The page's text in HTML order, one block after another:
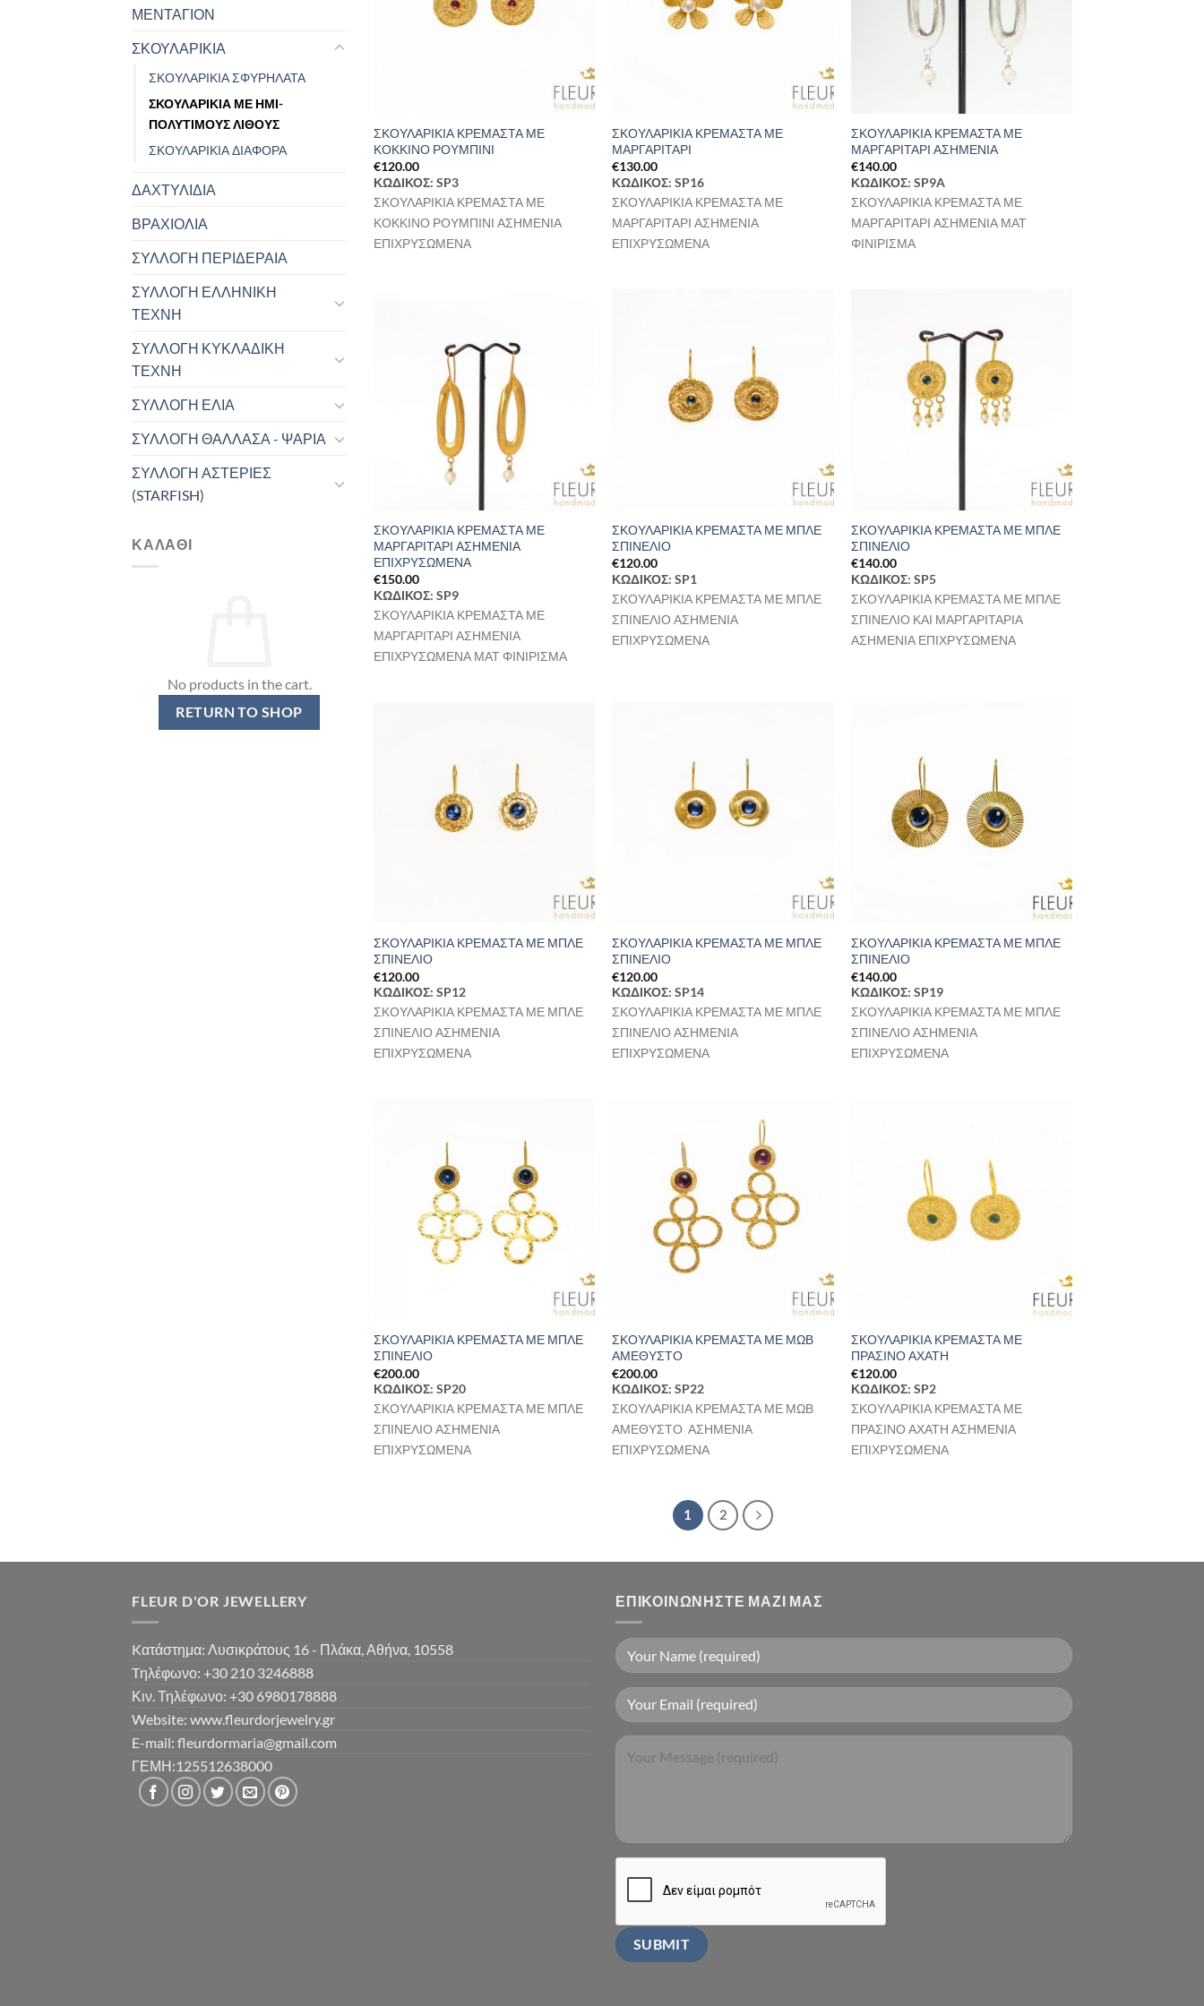
ΜΕΝΤΑΓΙΟΝ
ΣΚΟΥΛΑΡΙΚΙΑ
ΣΚΟΥΛΑΡΙΚΙΑ ΣΦΥΡΗΛΑΤΑ
ΣΚΟΥΛΑΡΙΚΙΑ ΜΕ ΗΜΙ-
ΠΟΛΥΤΙΜΟΥΣ ΛΙΘΟΥΣ
ΣΚΟΥΛΑΡΙΚΙΑ ΔΙΑΦΟΡΑ
ΔΑΧΤΥΛΙΔΙΑ
ΒΡΑΧΙΟΛΙΑ
ΣΥΛΛΟΓΗ ΠΕΡΙΔΕΡΑΙΑ
ΣΥΛΛΟΓΗ ΕΛΛΗΝΙΚΗ
ΤΕΧΝΗ
ΣΥΛΛΟΓΗ ΚΥΚΛΑΔΙΚΗ
ΤΕΧΝΗ
ΣΥΛΛΟΓΗ ΕΛΙΑ
ΣΥΛΛΟΓΗ ΘΑΛΛΑΣΑ - ΨΑΡΙΑ
ΣΥΛΛΟΓΗ ΑΣΤΕΡΙΕΣ
(STARFISH)
ΚΑΛΆΘΙ
No products in the cart.
RETURN TO SHOP
ΣΚΟΥΛΑΡΙΚΙΑ ΚΡΕΜΑΣΤΑ ΜΕ
ΚΟΚΚΙΝΟ ΡΟΥΜΠΙΝΙ
€120.00
ΚΩΔΙΚΟΣ: SP3
ΣΚΟΥΛΑΡΙΚΙΑ ΚΡΕΜΑΣΤΑ ΜΕ
ΚΟΚΚΙΝΟ ΡΟΥΜΠΙΝΙ ΑΣΗΜΕΝΙΑ
ΕΠΙΧΡΥΣΩΜΕΝΑ
ΣΚΟΥΛΑΡΙΚΙΑ ΚΡΕΜΑΣΤΑ ΜΕ
ΜΑΡΓΑΡΙΤΑΡΙ
€130.00
ΚΩΔΙΚΟΣ: SP16
ΣΚΟΥΛΑΡΙΚΙΑ ΚΡΕΜΑΣΤΑ ΜΕ
ΜΑΡΓΑΡΙΤΑΡΙ ΑΣΗΜΕΝΙΑ
ΕΠΙΧΡΥΣΩΜΕΝΑ
ΣΚΟΥΛΑΡΙΚΙΑ ΚΡΕΜΑΣΤΑ ΜΕ
ΜΑΡΓΑΡΙΤΑΡΙ ΑΣΗΜΕΝΙΑ
€140.00
ΚΩΔΙΚΟΣ: SP9A
ΣΚΟΥΛΑΡΙΚΙΑ ΚΡΕΜΑΣΤΑ ΜΕ
ΜΑΡΓΑΡΙΤΑΡΙ ΑΣΗΜΕΝΙΑ ΜΑΤ
ΦΙΝΙΡΙΣΜΑ
ΣΚΟΥΛΑΡΙΚΙΑ ΚΡΕΜΑΣΤΑ ΜΕ
ΜΑΡΓΑΡΙΤΑΡΙ ΑΣΗΜΕΝΙΑ
ΕΠΙΧΡΥΣΩΜΕΝΑ
€150.00
ΚΩΔΙΚΟΣ: SP9
ΣΚΟΥΛΑΡΙΚΙΑ ΚΡΕΜΑΣΤΑ ΜΕ
ΜΑΡΓΑΡΙΤΑΡΙ ΑΣΗΜΕΝΙΑ
ΕΠΙΧΡΥΣΩΜΕΝΑ ΜΑΤ ΦΙΝΙΡΙΣΜΑ
ΣΚΟΥΛΑΡΙΚΙΑ ΚΡΕΜΑΣΤΑ ΜΕ ΜΠΛΕ
ΣΠΙΝΕΛΙΟ
€120.00
ΚΩΔΙΚΟΣ: SP1
ΣΚΟΥΛΑΡΙΚΙΑ ΚΡΕΜΑΣΤΑ ΜΕ ΜΠΛΕ
ΣΠΙΝΕΛΙΟ ΑΣΗΜΕΝΙΑ
ΕΠΙΧΡΥΣΩΜΕΝΑ
Επιθυμιών
ΣΚΟΥΛΑΡΙΚΙΑ ΚΡΕΜΑΣΤΑ ΜΕ ΜΠΛΕ
ΣΠΙΝΕΛΙΟ
€140.00
ΚΩΔΙΚΟΣ: SP5
ΣΚΟΥΛΑΡΙΚΙΑ ΚΡΕΜΑΣΤΑ ΜΕ ΜΠΛΕ
ΣΠΙΝΕΛΙΟ ΚΑΙ ΜΑΡΓΑΡΙΤΑΡΙΑ
ΑΣΗΜΕΝΙΑ ΕΠΙΧΡΥΣΩΜΕΝΑ
ΣΚΟΥΛΑΡΙΚΙΑ ΚΡΕΜΑΣΤΑ ΜΕ ΜΠΛΕ
ΣΠΙΝΕΛΙΟ
€120.00
ΚΩΔΙΚΟΣ: SP12
ΣΚΟΥΛΑΡΙΚΙΑ ΚΡΕΜΑΣΤΑ ΜΕ ΜΠΛΕ
ΣΠΙΝΕΛΙΟ ΑΣΗΜΕΝΙΑ
ΕΠΙΧΡΥΣΩΜΕΝΑ
ΣΚΟΥΛΑΡΙΚΙΑ ΚΡΕΜΑΣΤΑ ΜΕ ΜΠΛΕ
ΣΠΙΝΕΛΙΟ
€120.00
ΚΩΔΙΚΟΣ: SP14
ΣΚΟΥΛΑΡΙΚΙΑ ΚΡΕΜΑΣΤΑ ΜΕ ΜΠΛΕ
ΣΠΙΝΕΛΙΟ ΑΣΗΜΕΝΙΑ
ΕΠΙΧΡΥΣΩΜΕΝΑ
ΣΚΟΥΛΑΡΙΚΙΑ ΚΡΕΜΑΣΤΑ ΜΕ ΜΠΛΕ
ΣΠΙΝΕΛΙΟ
€140.00
ΚΩΔΙΚΟΣ: SP19
ΣΚΟΥΛΑΡΙΚΙΑ ΚΡΕΜΑΣΤΑ ΜΕ ΜΠΛΕ
ΣΠΙΝΕΛΙΟ ΑΣΗΜΕΝΙΑ
ΕΠΙΧΡΥΣΩΜΕΝΑ
Επιθυμιών
ΣΚΟΥΛΑΡΙΚΙΑ ΚΡΕΜΑΣΤΑ ΜΕ ΜΠΛΕ
ΣΠΙΝΕΛΙΟ
€200.00
ΚΩΔΙΚΟΣ: SP20
ΣΚΟΥΛΑΡΙΚΙΑ ΚΡΕΜΑΣΤΑ ΜΕ ΜΠΛΕ
ΣΠΙΝΕΛΙΟ ΑΣΗΜΕΝΙΑ
ΕΠΙΧΡΥΣΩΜΕΝΑ
Προσθήκη
στη Λίστα
Επιθυμιών
ΣΚΟΥΛΑΡΙΚΙΑ ΚΡΕΜΑΣΤΑ ΜΕ ΜΩΒ
ΑΜΕΘΥΣΤΟ
€200.00
ΚΩΔΙΚΟΣ: SP22
ΣΚΟΥΛΑΡΙΚΙΑ ΚΡΕΜΑΣΤΑ ΜΕ ΜΩΒ
ΑΜΕΘΥΣΤΟ ΑΣΗΜΕΝΙΑ
ΕΠΙΧΡΥΣΩΜΕΝΑ
ΣΚΟΥΛΑΡΙΚΙΑ ΚΡΕΜΑΣΤΑ ΜΕ
ΠΡΑΣΙΝΟ ΑΧΑΤΗ
€120.00
ΚΩΔΙΚΟΣ: SP2
ΣΚΟΥΛΑΡΙΚΙΑ ΚΡΕΜΑΣΤΑ ΜΕ
ΠΡΑΣΙΝΟ ΑΧΑΤΗ ΑΣΗΜΕΝΙΑ
ΕΠΙΧΡΥΣΩΜΕΝΑ
1 2
FLEUR D'OR JEWELLERY
Kατάστημα: Λυσικράτους 16 - Πλάκα, Αθήνα, 10558
Tηλέφωνο: +30 210 3246888
Κιν. Τηλέφωνο: +30 6980178888
Website: www.fleurdorjewelry.gr
E-mail: fleurdormaria@gmail.com
ΓΕΜΗ:125512638000
ΕΠΙΚΟΙΝΩΝΉΣΤΕ ΜΑΖΊ ΜΑΣ